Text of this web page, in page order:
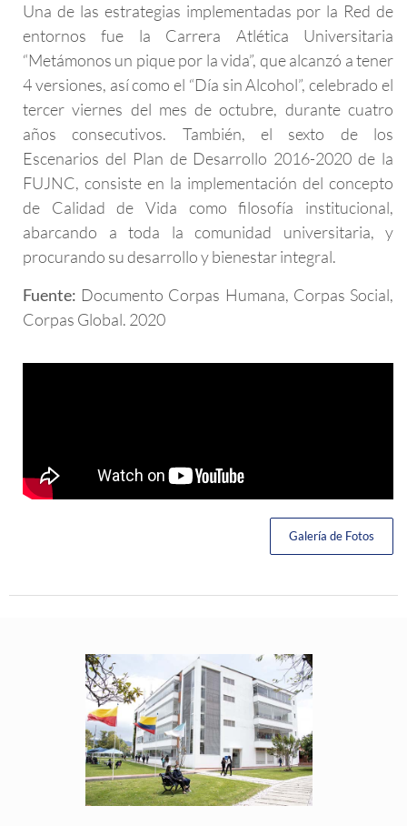
Una de las estrategias implementadas por la Red de
entornos fue la Carrera Atlética Universitaria
“Metámonos un pique por la vida”, que alcanzó a tener
4 versiones, así como el “Día sin Alcohol”, celebrado el
tercer viernes del mes de octubre, durante cuatro
años consecutivos. También, el sexto de los
Escenarios del Plan de Desarrollo 2016-2020 de la
FUJNC, consiste en la implementación del concepto
de Calidad de Vida como filosofía institucional,
abarcando a toda la comunidad universitaria, y
procurando su desarrollo y bienestar integral.
Fuente: Documento Corpas Humana, Corpas Social,
Corpas Global. 2020
Galería de Fotos